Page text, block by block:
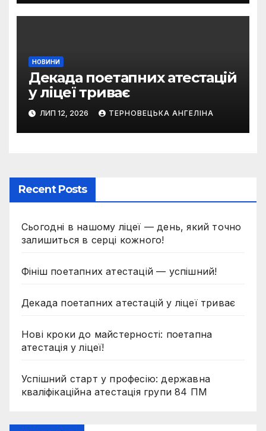
НОВИНИ
Декада поетапних атестацій
у ліцеї триває
ЛИП 12, 2026 ТЕРНОВЕЦЬКА АНГЕЛІНА
Recent Posts
Сьогодні в нашому ліцеї — день, який точно
залишиться в серці кожного!
Фініш поетапних атестацій — успішний!
Декада поетапних атестацій у ліцеї триває
Нові кроки до майстерності: поетапна
атестація у ліцеї!
Успішний старт у професію: державна
кваліфікаційна атестація групи 84 ПМ